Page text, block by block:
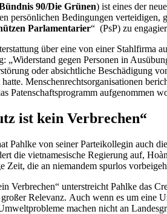
90/Die Grünen) ist eines der
persönlichen Bedingungen verteidigen,
Parlamentarier“ (PsP) zu
über eine von einer Stahlfirma
„Widerstand gegen Personen in
oder absichtliche Beschädigung
hatte. Menschenrechtsorganisationen
Patenschaftsprogramm aufgenommen
ist kein Verbrechen“
Pahlke von seiner Parteikollegin auch
die vietnamesische Regierung auf,
Zeit, die an niemandem spurlos
Verbrechen“ unterstreicht Pahlke das
Relevanz. Auch wenn es um eine
machen nicht an